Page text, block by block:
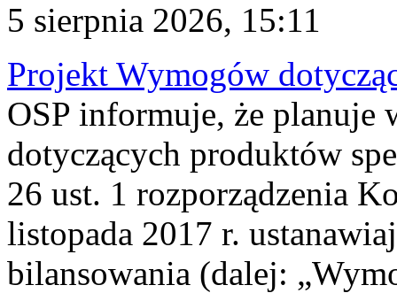
5 sierpnia 2026, 15:11
Projekt Wymogów
OSP informuje, że planuje
dotyczących produktów
26 ust. 1 rozporządzenia
listopada 2017 r.
bilansowania (dalej: